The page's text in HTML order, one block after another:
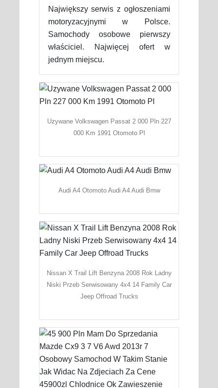
Największy serwis z ogłoszeniami
motoryzacyjnymi w Polsce.
Samochody osobowe pierwszy
właściciel. Najwięcej ofert w
jednym miejscu.
Uzywane Volkswagen Passat 2 000 Pln 227
000 Km 1991 Otomoto Pl
Audi A4 Otomoto Audi A4 Audi Bmw
Nissan X Trail Lift Benzyna 2008 Rok Ladny
Niski Przeb Serwisowany 4x4 14 Family Car
Jeep Offroad Trucks